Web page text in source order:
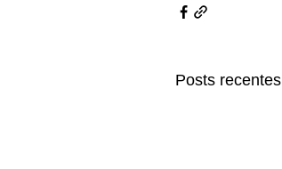
Posts recentes